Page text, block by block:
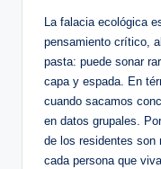
La falacia ecológica
pensamiento crítico,
pasta: puede sonar
capa y espada. En
cuando sacamos
en datos grupales.
de los residentes son
cada persona que